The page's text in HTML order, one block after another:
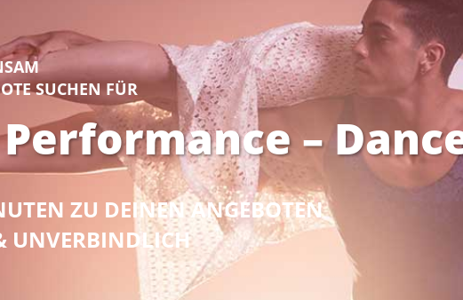
SUCHEN FÜR
Performance –
ZU DEINEN ANGEBOTEN
UNVERBINDLICH